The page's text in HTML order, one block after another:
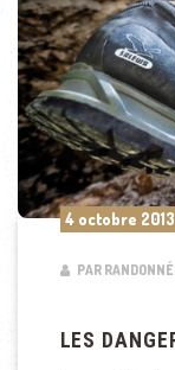
4 octobre 2013
PAR
LES